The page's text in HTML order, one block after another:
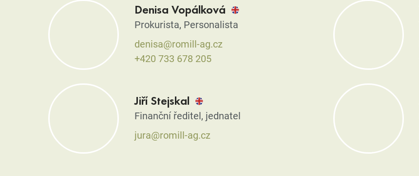
Denisa Vopálková
Prokurista, Personalista
denisa@romill-ag.cz
+420 733 678 205
Jiří Stejskal
Finanční ředitel, jednatel
jura@romill-ag.cz